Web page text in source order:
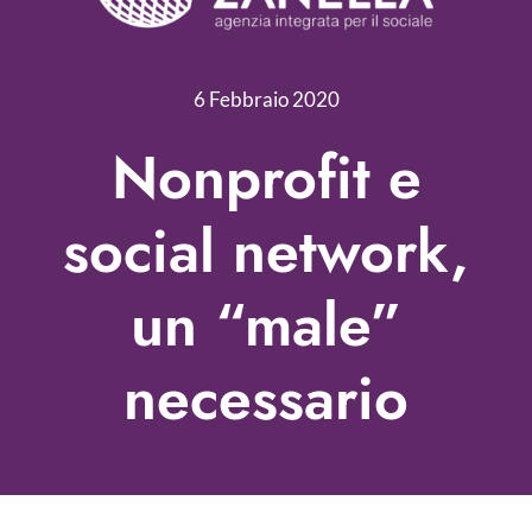
Servizi
Nonprofit Blog
Fundraising Academy
Multimedia
Come contattarci
6 Febbraio 2020
Nonprofit e
social network,
un “male”
necessario